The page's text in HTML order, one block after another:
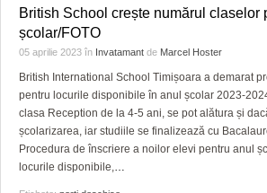
British School crește numărul claselor
școlar/FOTO
05 aprilie 2023 în Invatamant de Marcel Hoster
British International School Timișoara a demarat
pentru locurile disponibile în anul școlar 2023-
clasa Reception de la 4-5 ani, se pot alătura și
școlarizarea, iar studiile se finalizează cu
Procedura de înscriere a noilor elevi pentru anul
locurile disponibile,…